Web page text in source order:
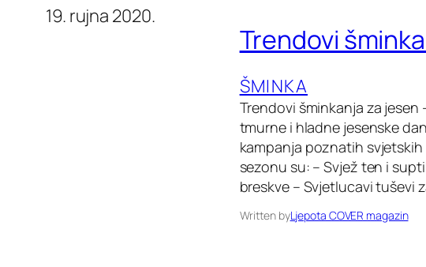
19. rujna 2020.
Trendovi
ŠMINKA
Trendovi šminkanja za
tmurne i hladne jesenske
kampanja poznatih
sezonu su: – Svjež ten i
breskve – Svjetlucavi tuševi
Written byLjepota COVER magazin